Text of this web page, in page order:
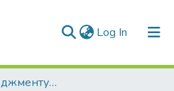
Log In (current)
Факультет менеджменту та маркетингу (ФММ)